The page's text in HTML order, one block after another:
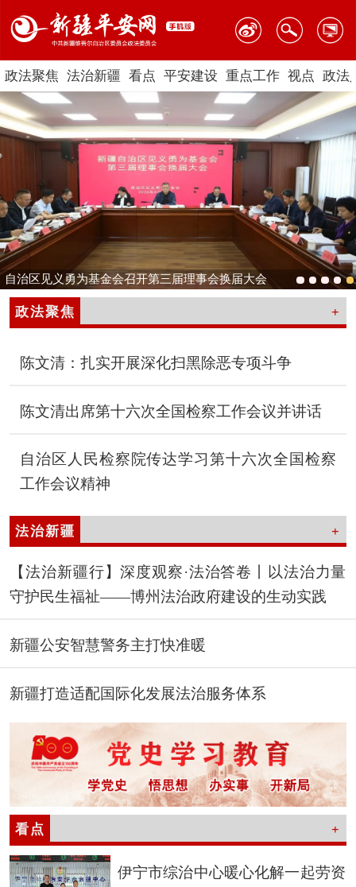
政法聚焦 法治新疆 看点 平安建设 重点工作 视点 政法
自治区见义勇为基金会召开第三届理事会换届大会
政法聚焦 +
陈文清：扎实开展深化扫黑除恶专项斗争
陈文清出席第十六次全国检察工作会议并讲话
自治区人民检察院传达学习第十六次全国检察
工作会议精神
法治新疆 +
【法治新疆行】深度观察·法治答卷丨以法治力量
守护民生福祉——博州法治政府建设的生动实践
新疆公安智慧警务主打快准暖
新疆打造适配国际化发展法治服务体系
看点 +
伊宁市综治中心暖心化解一起劳资